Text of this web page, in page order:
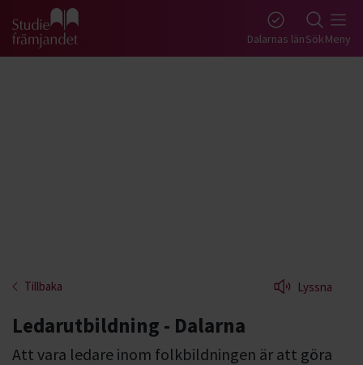
Gå till studiefrämjandets startsida Dalarnas länSökMeny
Tillbaka Lyssna
Ledarutbildning - Dalarna
Att vara ledare inom folkbildningen är att göra